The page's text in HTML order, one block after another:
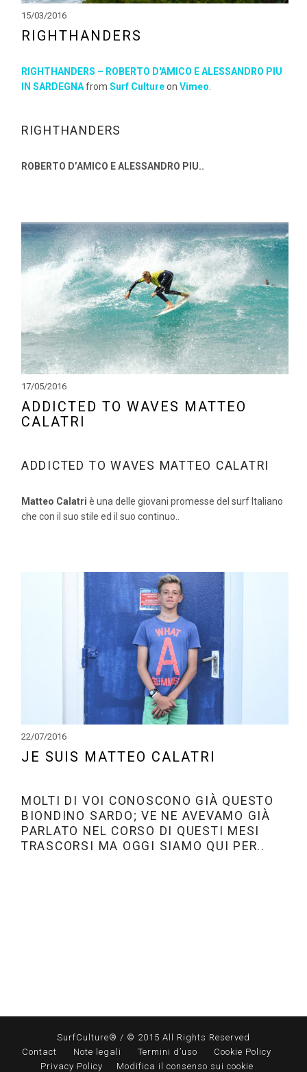
15/03/2016
RIGHTHANDERS
RIGHTHANDERS – ROBERTO D'AMICO E ALESSANDRO PIU
IN SARDEGNAfrom Surf Cultureon Vimeo
RIGHTHANDERS
ROBERTO D’AMICO E ALESSANDRO PIU..
17/05/2016
ADDICTED TO WAVES MATTEO
CALATRI
ADDICTED TO WAVES MATTEO CALATRI
Matteo Calatri è una delle giovani promesse del surf Italiano
che con il suo stile ed il suo continuo..
22/07/2016
JE SUIS MATTEO CALATRI
MOLTI DI VOI CONOSCONO GIÀ QUESTO
BIONDINO SARDO; VE NE AVEVAMO GIÀ
PARLATO NEL CORSO DI QUESTI MESI
TRASCORSI MA OGGI SIAMO QUI PER..
SurfCulture® / © 2015 All Rights Reserved
Contact
Note legali Termini d’uso
Cookie Policy
Privacy Policy
Modifica il consenso sui cookie